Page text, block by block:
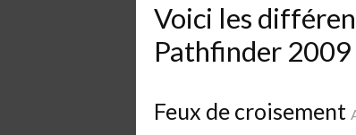
Voici les
Pathfinder 2009
Feux de croisement